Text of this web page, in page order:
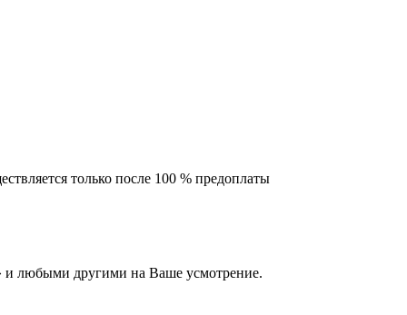
только после 100 % предоплаты
любыми другими на Ваше усмотрение.